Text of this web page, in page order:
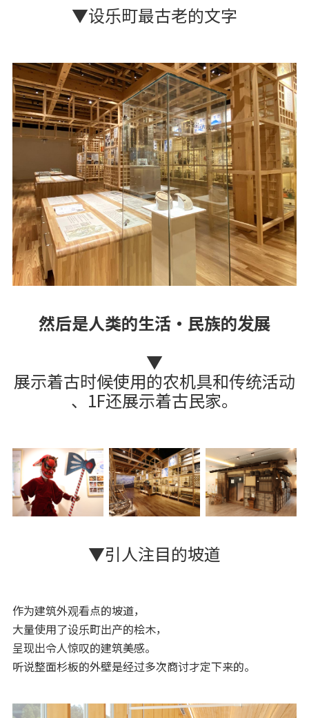
▼设乐町最古老的文字
然后是人类的生活・民族的发展
▼
展示着古时候使用的农机具和传统活动
、1F还展示着古民家。
▼引人注目的坡道
作为建筑外观看点的坡道，
大量使用了设乐町出产的桧木，
呈现出令人惊叹的建筑美感。
听说整面杉板的外壁是经过多次商讨才定下来的。